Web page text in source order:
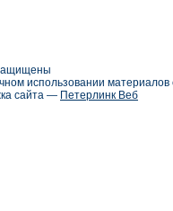
использовании
сайта — Петерлинк Веб